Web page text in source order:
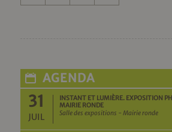
AGENDA
31
JUIL
INSTANT ET LUMIÈRE. EXPOSITION
MAIRIE RONDE
Salle des expositions - Mairie ronde